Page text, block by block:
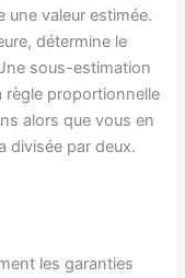
une valeur estimée.
détermine le
sous-estimation
règle proportionnelle
alors que vous en
divisée par deux.
les garanties